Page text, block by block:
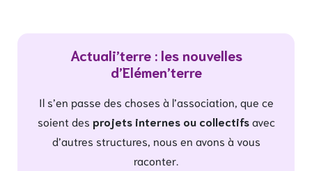
Actuali’terre : les nouvelles
d’Elémen’terre
Il s’en passe des choses à l’association, que ce
soient des projets internes ou collectifsavec
d’autres structures, nous en avons à vous
raconter.